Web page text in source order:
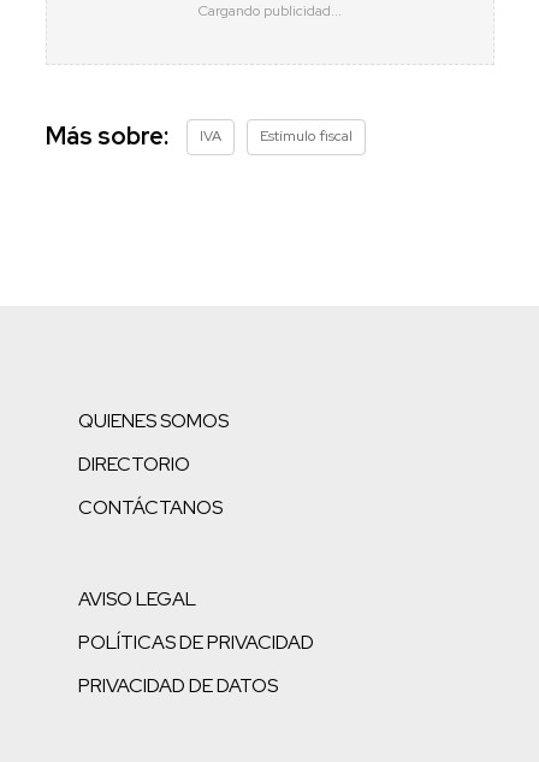
Más sobre: IVA Estímulo fiscal
QUIENES SOMOS
DIRECTORIO
CONTÁCTANOS
AVISO LEGAL
POLÍTICAS DE PRIVACIDAD
PRIVACIDAD DE DATOS